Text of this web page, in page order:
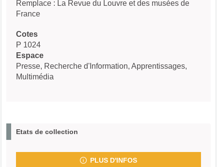
Remplace : La Revue du Louvre et des musées de
France
Cotes
P 1024
Espace
Presse, Recherche d'Information, Apprentissages,
Multimédia
Etats de collection
PLUS D'INFOS